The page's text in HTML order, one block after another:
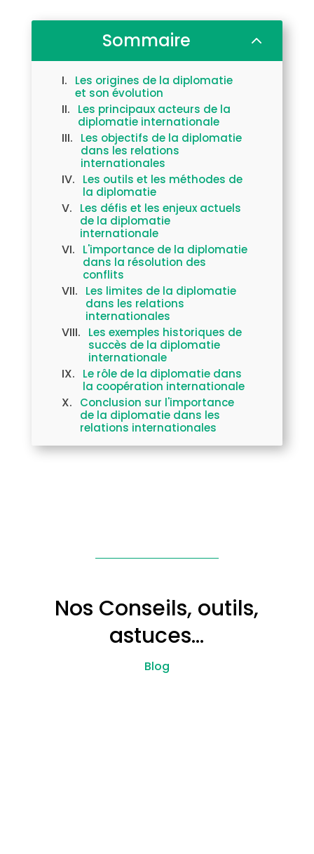
Sommaire 2
Les origines de la diplomatie
et son évolution
Les principaux acteurs de la
diplomatie internationale
Les objectifs de la diplomatie
dans les relations
internationales
Les outils et les méthodes de
la diplomatie
Les défis et les enjeux actuels
de la diplomatie
internationale
L'importance de la diplomatie
dans la résolution des
conflits
Les limites de la diplomatie
dans les relations
internationales
Les exemples historiques de
succès de la diplomatie
internationale
Le rôle de la diplomatie dans
la coopération internationale
Conclusion sur l'importance
de la diplomatie dans les
relations internationales
Nos Conseils, outils,
astuces…
Blog